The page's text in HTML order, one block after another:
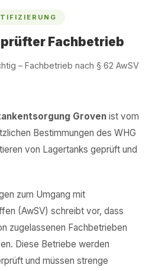
Fachbetrieb
– Fachbetrieb nach § 62 AwSV
Groven ist vom
Bestimmungen des WHG
von Lagertanks geprüft und
zum Umgang mit
(AwSV) schreibt vor, dass
zugelassenen Fachbetrieben
Diese Betriebe werden
und müssen strenge